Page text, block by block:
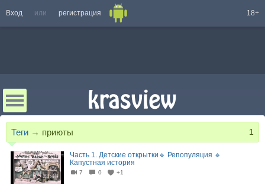
Вход или регистрация 18+
Теги → приюты 1
28:48
Часть 1. Детские открытки🔹 Репопуляция 🔹
Капустная история
7 0 +1